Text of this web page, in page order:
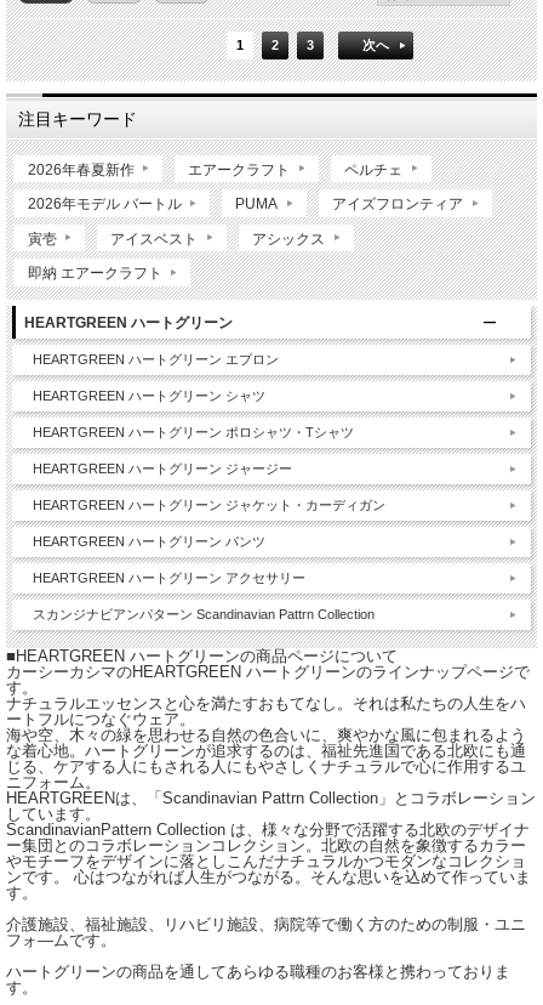
1 2 3 次へ
注目キーワード
2026年春夏新作 エアークラフト ペルチェ
2026年モデル バートル PUMA アイズフロンティア
寅壱 アイスベスト アシックス
即納 エアークラフト
HEARTGREEN ハートグリーン
HEARTGREEN ハートグリーン エプロン
HEARTGREEN ハートグリーン シャツ
HEARTGREEN ハートグリーン ポロシャツ・Tシャツ
HEARTGREEN ハートグリーン ジャージー
HEARTGREEN ハートグリーン ジャケット・カーディガン
HEARTGREEN ハートグリーン パンツ
HEARTGREEN ハートグリーン アクセサリー
スカンジナビアンパターン Scandinavian Pattrn Collection
■HEARTGREEN ハートグリーンの商品ページについて
カーシーカシマのHEARTGREEN ハートグリーンのラインナップページで
す。
ナチュラルエッセンスと心を満たすおもてなし。それは私たちの人生をハ
ートフルにつなぐウェア。
海や空、木々の緑を思わせる自然の色合いに、爽やかな風に包まれるよう
な着心地。ハートグリーンが追求するのは、福祉先進国である北欧にも通
じる、ケアする人にもされる人にもやさしくナチュラルで心に作用するユ
ニフォーム。
HEARTGREENは、「Scandinavian Pattrn Collection」とコラボレーション
しています。
ScandinavianPattern Collection は、様々な分野で活躍する北欧のデザイナ
ー集団とのコラボレーションコレクション。北欧の自然を象徴するカラー
やモチーフをデザインに落としこんだナチュラルかつモダンなコレクショ
ンです。 心はつながれば人生がつながる。そんな思いを込めて作っていま
す。
介護施設、福祉施設、リハビリ施設、病院等で働く方のための制服・ユニ
フォ―ムです。
ハートグリーンの商品を通してあらゆる職種のお客様と携わっておりま
す。